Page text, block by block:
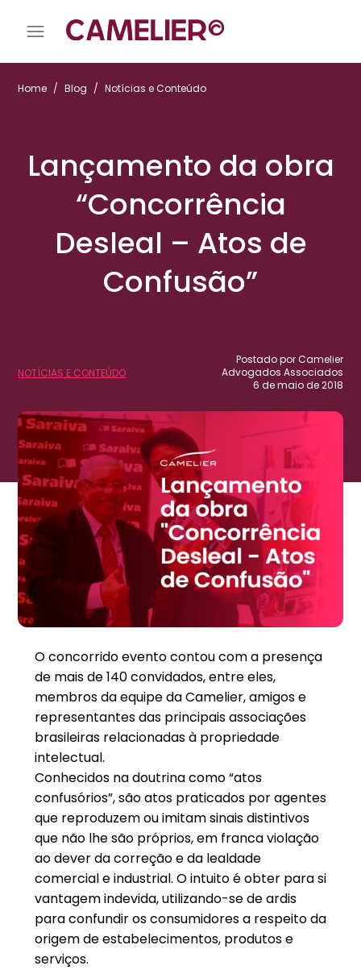
Home / Blog / Notícias e Conteúdo
Lançamento da obra
“Concorrência
Desleal – Atos de
Confusão”
NOTÍCIAS E CONTEÚDO
Postado por Camelier
Advogados Associados
6 de maio de 2018
O concorrido evento contou com a presença
de mais de 140 convidados, entre eles,
membros da equipe da Camelier, amigos e
representantes das principais associações
brasileiras relacionadas à propriedade
intelectual.
Conhecidos na doutrina como “atos
confusórios”, são atos praticados por agentes
que reproduzem ou imitam sinais distintivos
que não lhe são próprios, em franca violação
ao dever da correção e da lealdade
comercial e industrial. O intuito é obter para si
vantagem indevida, utilizando-se de ardis
para confundir os consumidores a respeito da
origem de estabelecimentos, produtos e
serviços.